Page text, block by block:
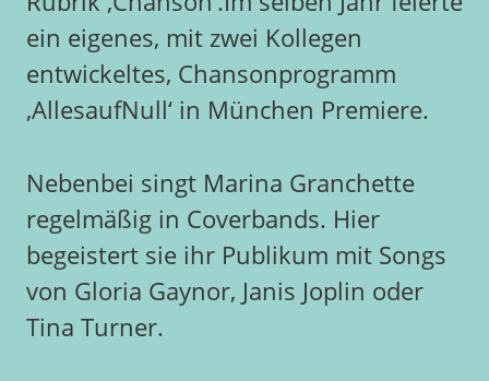
ein eigenes, mit zwei Kollegen
entwickeltes, Chansonprogramm
‚AllesaufNull‘ in München Premiere.
Nebenbei singt Marina Granchette
regelmäßig in Coverbands. Hier
begeistert sie ihr Publikum mit Songs
von Gloria Gaynor, Janis Joplin oder
Tina Turner.